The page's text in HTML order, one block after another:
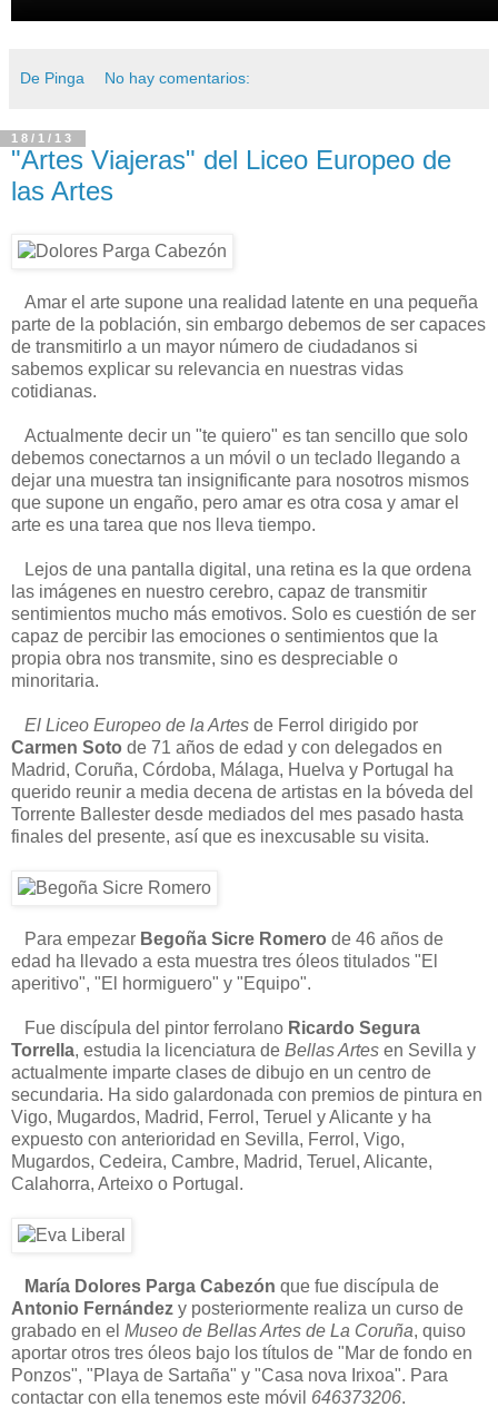
De Pinga No hay comentarios:
18/1/13
"Artes Viajeras" del Liceo Europeo de
las Artes
Amar el arte supone una realidad latente en una pequeña
parte de la población, sin embargo debemos de ser capaces
de transmitirlo a un mayor número de ciudadanos si
sabemos explicar su relevancia en nuestras vidas
cotidianas.
Actualmente decir un "te quiero" es tan sencillo que solo
debemos conectarnos a un móvil o un teclado llegando a
dejar una muestra tan insignificante para nosotros mismos
que supone un engaño, pero amar es otra cosa y amar el
arte es una tarea que nos lleva tiempo.
Lejos de una pantalla digital, una retina es la que ordena
las imágenes en nuestro cerebro, capaz de transmitir
sentimientos mucho más emotivos. Solo es cuestión de ser
capaz de percibir las emociones o sentimientos que la
propia obra nos transmite, sino es despreciable o
minoritaria.
El Liceo Europeo de la Artes de Ferrol dirigido por
Carmen Soto de 71 años de edad y con delegados en
Madrid, Coruña, Córdoba, Málaga, Huelva y Portugal ha
querido reunir a media decena de artistas en la bóveda del
Torrente Ballester desde mediados del mes pasado hasta
finales del presente, así que es inexcusable su visita.
Para empezar Begoña Sicre Romero de 46 años de
edad ha llevado a esta muestra tres óleos titulados "El
aperitivo", "El hormiguero" y "Equipo".
Fue discípula del pintor ferrolano Ricardo Segura
Torrella, estudia la licenciatura de Bellas Artes en Sevilla y
actualmente imparte clases de dibujo en un centro de
secundaria. Ha sido galardonada con premios de pintura en
Vigo, Mugardos, Madrid, Ferrol, Teruel y Alicante y ha
expuesto con anterioridad en Sevilla, Ferrol, Vigo,
Mugardos, Cedeira, Cambre, Madrid, Teruel, Alicante,
Calahorra, Arteixo o Portugal.
María Dolores Parga Cabezón que fue discípula de
Antonio Fernández y posteriormente realiza un curso de
grabado en el Museo de Bellas Artes de La Coruña, quiso
aportar otros tres óleos bajo los títulos de "Mar de fondo en
Ponzos", "Playa de Sartaña" y "Casa nova Irixoa". Para
contactar con ella tenemos este móvil 646373206.